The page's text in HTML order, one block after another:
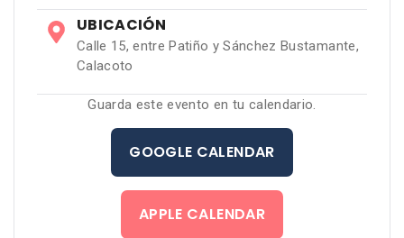
UBICACIÓN
Calle 15, entre Patiño y Sánchez Bustamante,
Calacoto
Guarda este evento en tu calendario.
GOOGLE CALENDAR
APPLE CALENDAR